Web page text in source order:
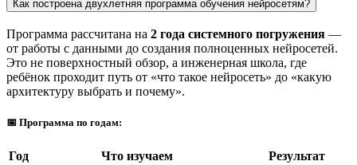
Как построена двухлетняя программа обучения нейросетям?
Программа рассчитана на 2 года системного погружения —
от работы с данными до создания полноценных нейросетей.
Это не поверхностный обзор, а инженерная школа, где
ребёнок проходит путь от «что такое нейросеть» до «какую
архитектуру выбрать и почему».
📅 Программа по годам:
Год Что изучаем Результат